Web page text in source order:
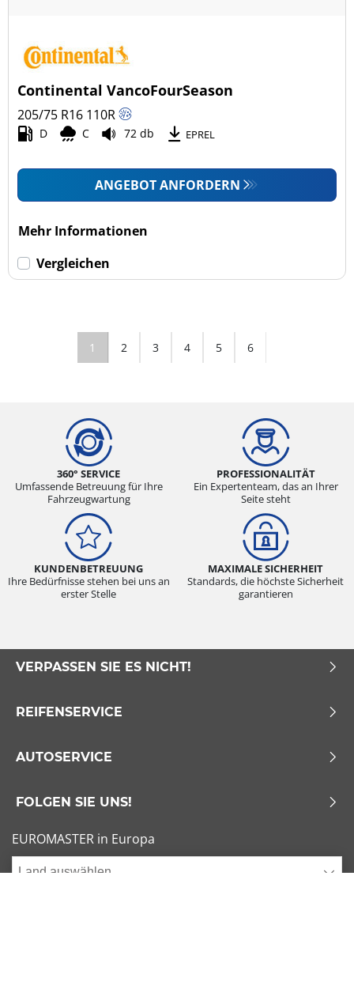
Continental VancoFourSeason
205/75 R16 110R
D C 72 db EPREL
ANGEBOT ANFORDERN
Mehr Informationen
Vergleichen
1 2 3 4 5 6
360° SERVICE
Umfassende Betreuung für Ihre
Fahrzeugwartung
PROFESSIONALITÄT
Ein Expertenteam, das an Ihrer
Seite steht
KUNDENBETREUUNG
Ihre Bedürfnisse stehen bei uns an
erster Stelle
MAXIMALE SICHERHEIT
Standards, die höchste Sicherheit
garantieren
VERPASSEN SIE ES NICHT!
REIFENSERVICE
AUTOSERVICE
FOLGEN SIE UNS!
EUROMASTER in Europa
Land auswählen